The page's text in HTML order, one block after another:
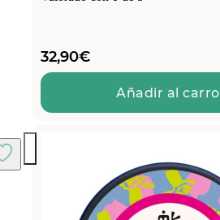
32,90€
Añadir al carro